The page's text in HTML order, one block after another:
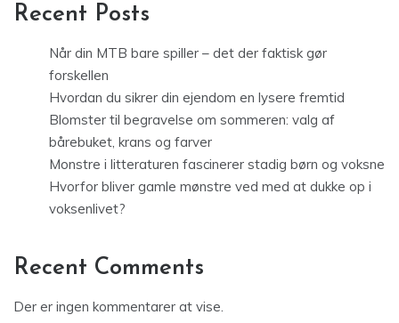
Recent Posts
Når din MTB bare spiller – det der faktisk gør
forskellen
Hvordan du sikrer din ejendom en lysere fremtid
Blomster til begravelse om sommeren: valg af
bårebuket, krans og farver
Monstre i litteraturen fascinerer stadig børn og voksne
Hvorfor bliver gamle mønstre ved med at dukke op i
voksenlivet?
Recent Comments
Der er ingen kommentarer at vise.